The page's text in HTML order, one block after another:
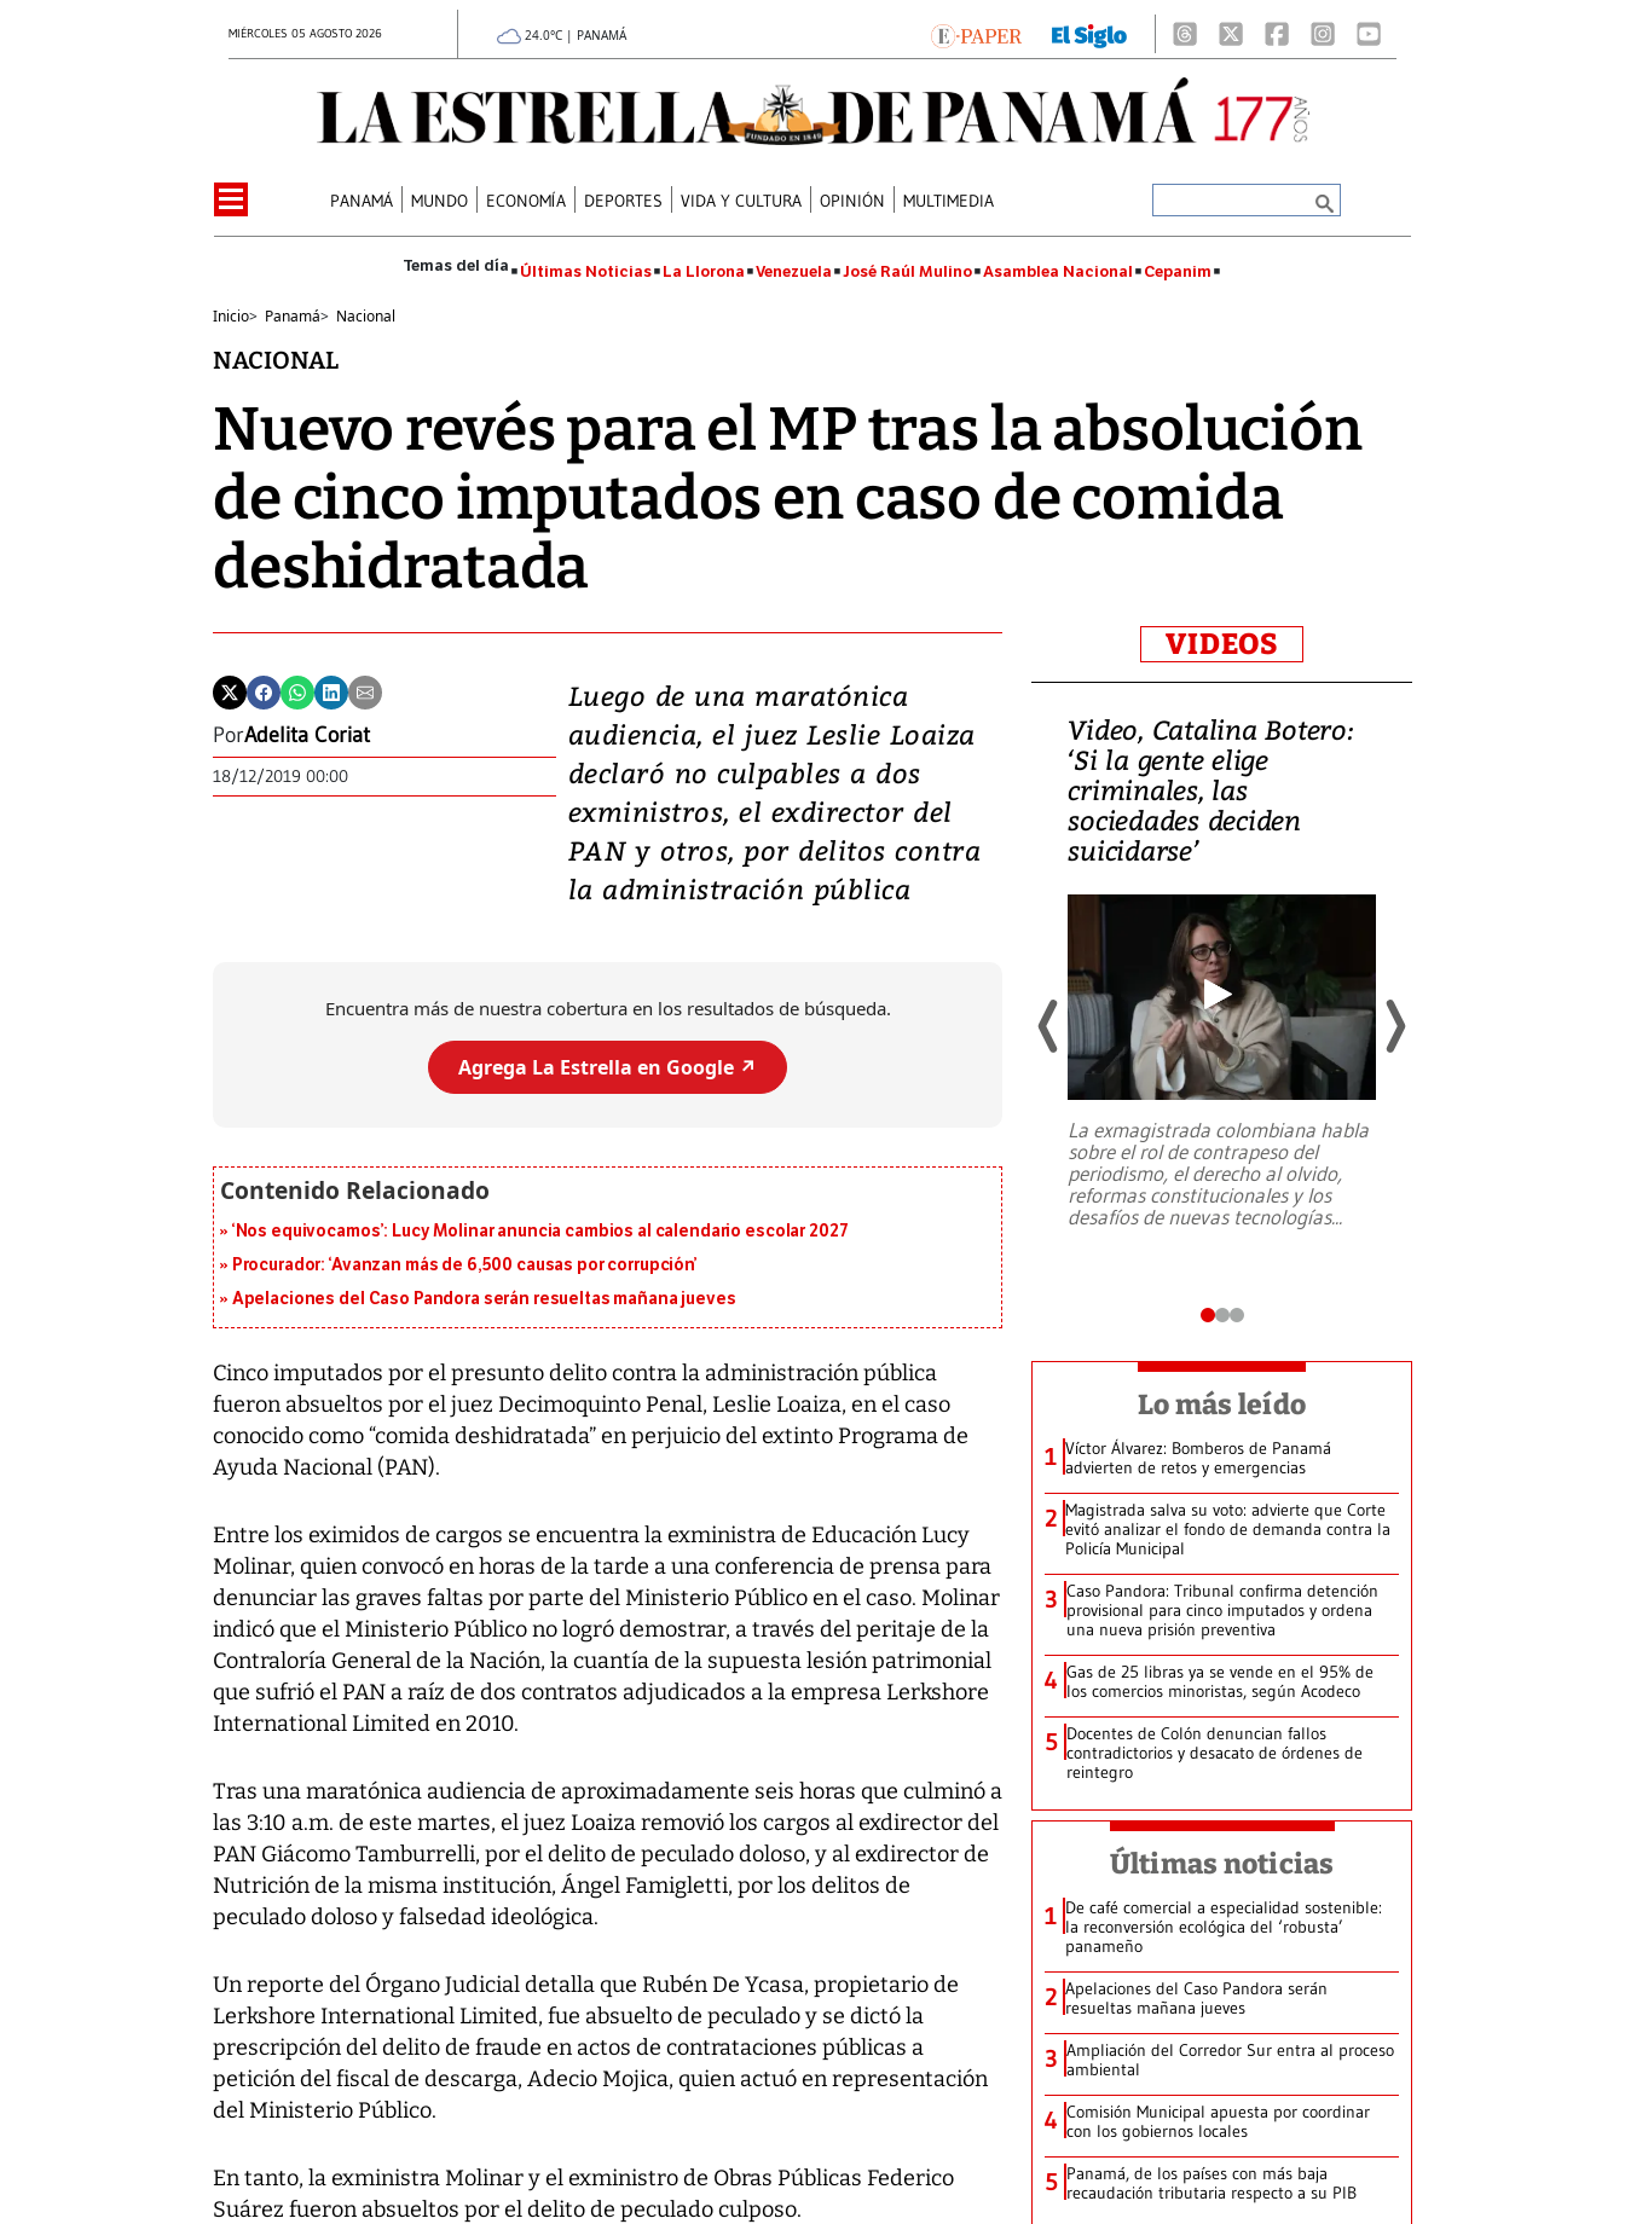
MIÉRCOLES 05 AGOSTO 2026 24.0°C | PANAMÁ
PANAMÁ MUNDO ECONOMÍA DEPORTES VIDA Y CULTURA OPINIÓN MULTIMEDIA
Últimas Noticias La Llorona Venezuela José Raúl Mulino Asamblea Nacional Cepanim
Inicio> Panamá> Nacional
NACIONAL
Nuevo revés para el MP tras la absolución
de cinco imputados en caso de comida
deshidratada
PorAdelita Coriat
18/12/2019 00:00
Luego de una maratónica
audiencia, el juez Leslie Loaiza
declaró no culpables a dos
exministros, el exdirector del
PAN y otros, por delitos contra
la administración pública
Encuentra más de nuestra cobertura en los resultados de búsqueda.
Agrega La Estrella en Google ↗️
‘Nos equivocamos’: Lucy Molinar anuncia cambios al calendario escolar 2027
Procurador: ‘Avanzan más de 6,500 causas por corrupción’
Apelaciones del Caso Pandora serán resueltas mañana jueves
Cinco imputados por el presunto delito contra la administración pública
fueron absueltos por el juez Decimoquinto Penal, Leslie Loaiza, en el caso
conocido como “comida deshidratada” en perjuicio del extinto Programa de
Ayuda Nacional (PAN).
Entre los eximidos de cargos se encuentra la exministra de Educación Lucy
Molinar, quien convocó en horas de la tarde a una conferencia de prensa para
denunciar las graves faltas por parte del Ministerio Público en el caso. Molinar
indicó que el Ministerio Público no logró demostrar, a través del peritaje de la
Contraloría General de la Nación, la cuantía de la supuesta lesión patrimonial
que sufrió el PAN a raíz de dos contratos adjudicados a la empresa Lerkshore
International Limited en 2010.
Tras una maratónica audiencia de aproximadamente seis horas que culminó a
las 3:10 a.m. de este martes, el juez Loaiza removió los cargos al exdirector del
PAN Giácomo Tamburrelli, por el delito de peculado doloso, y al exdirector de
Nutrición de la misma institución, Ángel Famigletti, por los delitos de
peculado doloso y falsedad ideológica.
Un reporte del Órgano Judicial detalla que Rubén De Ycasa, propietario de
Lerkshore International Limited, fue absuelto de peculado y se dictó la
prescripción del delito de fraude en actos de contrataciones públicas a
petición del fiscal de descarga, Adecio Mojica, quien actuó en representación
del Ministerio Público.
En tanto, la exministra Molinar y el exministro de Obras Públicas Federico
Suárez fueron absueltos por el delito de peculado culposo.
VIDEOS
Video, Japón: Terremoto
deja heridos y graves
daños en Kumamoto
Un fuerte terremoto de magnitud
7,1 se registró este martes 28 de
Video, Catalina Botero:
‘Si la gente elige
criminales, las
sociedades deciden
suicidarse’
La exmagistrada colombiana habla
sobre el rol de contrapeso del
periodismo, el derecho al olvido,
reformas constitucionales y los
desafíos de nuevas tecnologías...
Lo más leído
1 Víctor Álvarez: Bomberos de Panamá
advierten de retos y emergencias
2 Magistrada salva su voto: advierte que Corte
evitó analizar el fondo de demanda contra la
Policía Municipal
3 Caso Pandora: Tribunal confirma detención
provisional para cinco imputados y ordena
una nueva prisión preventiva
4 Gas de 25 libras ya se vende en el 95% de
los comercios minoristas, según Acodeco
5 Docentes de Colón denuncian fallos
contradictorios y desacato de órdenes de
reintegro
Últimas noticias
1 De café comercial a especialidad sostenible:
la reconversión ecológica del ‘robusta’
panameño
2 Apelaciones del Caso Pandora serán
resueltas mañana jueves
3 Ampliación del Corredor Sur entra al proceso
ambiental
4 Comisión Municipal apuesta por coordinar
con los gobiernos locales
5 Panamá, de los países con más baja
recaudación tributaria respecto a su PIB